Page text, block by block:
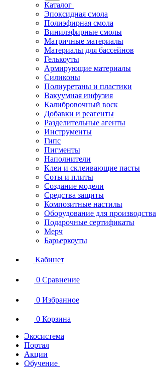
Каталог
Эпоксидная смола
Полиэфирная смола
Винилэфирные смолы
Матричные материалы
Материалы для бассейнов
Гелькоуты
Армирующие материалы
Силиконы
Полиуретаны и пластики
Вакуумная инфузия
Калибровочный воск
Добавки и реагенты
Разделительные агенты
Инструменты
Гипс
Пигменты
Наполнители
Клеи и склеивающие пасты
Соты и плиты
Создание модели
Средства защиты
Композитные настилы
Оборудование для производства
Подарочные сертификаты
Мерч
Барьеркоуты
Кабинет
0 Сравнение
0 Избранное
0 Корзина
Экосистема
Портал
Акции
Обучение